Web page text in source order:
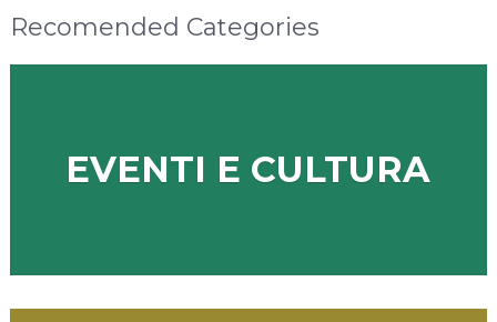
Recomended Categories
EVENTI E CULTURA